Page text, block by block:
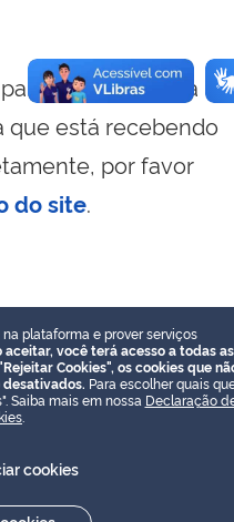
visualizar essa
que está recebendo
por favor
do site.
plataforma e prover serviços
aceitar, você terá acesso a todas as
Cookies", os cookies que
Para escolher quais
Saiba mais em nossa Declaração
cookies